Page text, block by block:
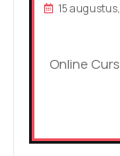
15
Online